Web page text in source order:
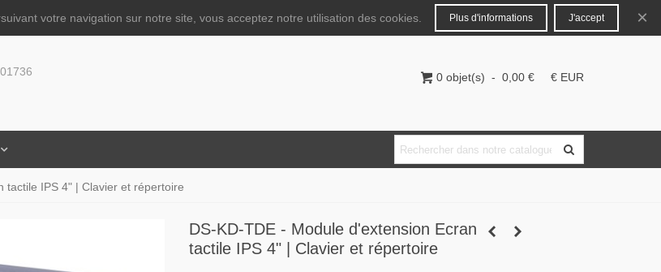
Français Connecter
0 objet(s) - 0,00 € € EUR
tactile IPS 4" | Clavier et répertoire
DS-KD-TDE - Module d'extension Ecran
tactile IPS 4" | Clavier et répertoire
votre navigation sur notre site, vous acceptez notre utilisation des cookies. Plus d'informations J'accept ×